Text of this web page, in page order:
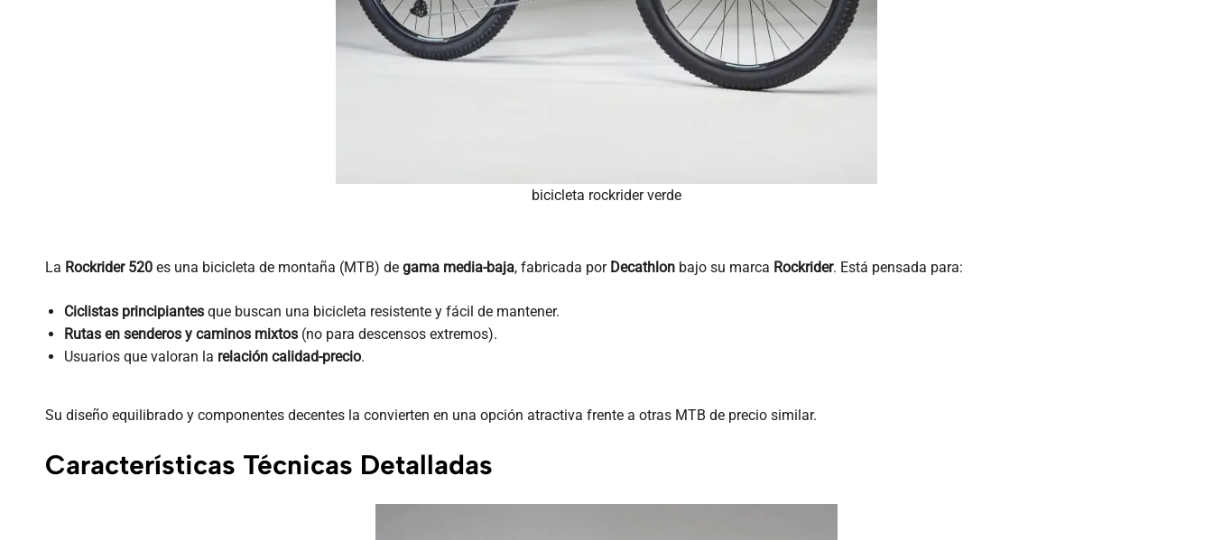
bicicleta rockrider verde
La Rockrider 520 es una bicicleta de montaña (MTB) de gama media-baja, fabricada por Decathlon bajo su marca Rockrider. Está pensada para:
Ciclistas principiantesque buscan una bicicleta resistente y fácil de mantener.
Rutas en senderos y caminos mixtos(no para descensos extremos).
Usuarios que valoran la relación calidad-precio.
Su diseño equilibrado y componentes decentes la convierten en una opción atractiva frente a otras MTB de precio similar.
Características Técnicas Detalladas